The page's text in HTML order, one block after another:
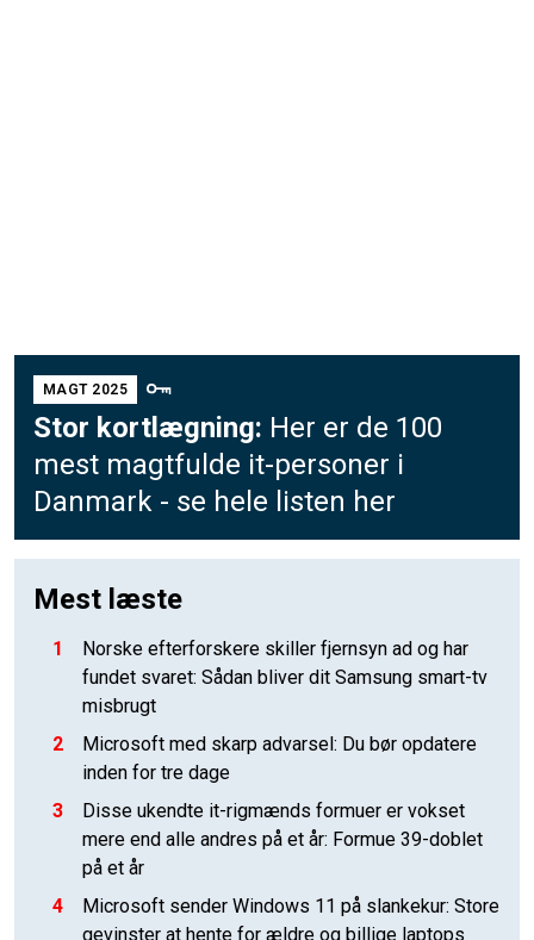
MAGT 2025
Stor kortlægning: Her er de 100
mest magtfulde it-personer i
Danmark - se hele listen her
Mest læste
1
Norske efterforskere skiller fjernsyn ad og har
fundet svaret: Sådan bliver dit Samsung smart-tv
misbrugt
2
Microsoft med skarp advarsel: Du bør opdatere
inden for tre dage
3
Disse ukendte it-rigmænds formuer er vokset
mere end alle andres på et år: Formue 39-doblet
på et år
4
Microsoft sender Windows 11 på slankekur: Store
gevinster at hente for ældre og billige laptops